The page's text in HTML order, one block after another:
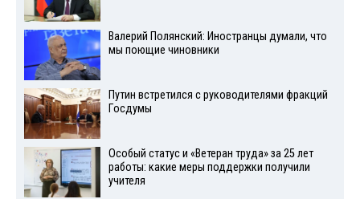
Валерий Полянский: Иностранцы думали, что
мы поющие чиновники
Путин встретился с руководителями фракций
Госдумы
Особый статус и «Ветеран труда» за 25 лет
работы: какие меры поддержки получили
учителя